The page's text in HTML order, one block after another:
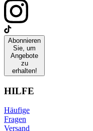
Abonnieren
Sie, um
Angebote
zu
erhalten!
HILFE
Häufige
Fragen
Versand